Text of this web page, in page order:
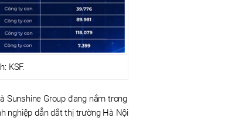
KSF.
Sunshine Group đang nắm trong
nghiệp dẫn dắt thị trường Hà Nội